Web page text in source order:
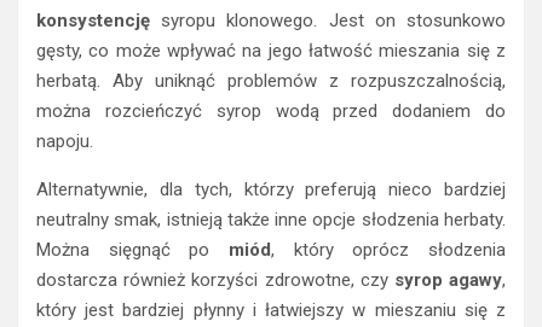
konsystencję syropu klonowego. Jest on stosunkowo
gęsty, co może wpływać na jego łatwość mieszania się z
herbatą. Aby uniknąć problemów z rozpuszczalnością,
można rozcieńczyć syrop wodą przed dodaniem do
napoju.
Alternatywnie, dla tych, którzy preferują nieco bardziej
neutralny smak, istnieją także inne opcje słodzenia herbaty.
Można sięgnąć po miód, który oprócz słodzenia
dostarcza również korzyści zdrowotne, czy syrop agawy,
który jest bardziej płynny i łatwiejszy w mieszaniu się z